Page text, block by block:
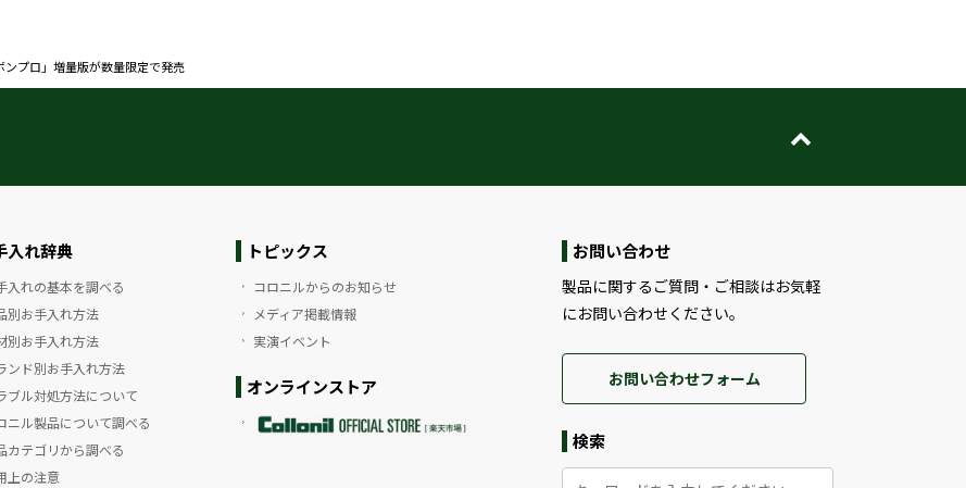
ンプロ」増量版が数量限定で発売
入れ辞典
入れの基本を調べる
別お手入れ方法
別お手入れ方法
ンド別お手入れ方法
ブル対処方法について
ニル製品について調べる
カテゴリから調べる
上の注意
トピックス
コロニルからのお知らせ
メディア掲載情報
実演イベント
オンラインストア
お問い合わせ
製品に関するご質問・ご相談はお気軽
にお問い合わせください。
お問い合わせフォーム
検索